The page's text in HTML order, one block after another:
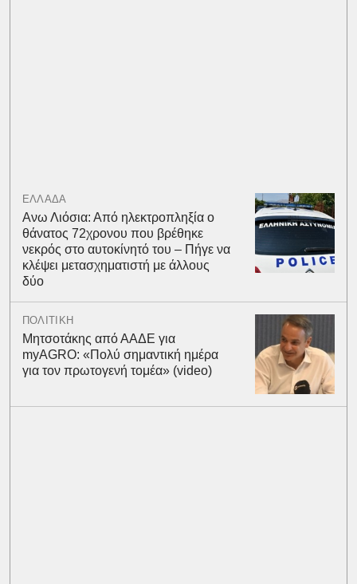
ΕΛΛΑΔΑ
Ανω Λιόσια: Από ηλεκτροπληξία ο
θάνατος 72χρονου που βρέθηκε
νεκρός στο αυτοκίνητό του – Πήγε να
κλέψει μετασχηματιστή με άλλους
δύο
ΠΟΛΙΤΙΚΗ
Μητσοτάκης από ΑΑΔΕ για
myAGRO: «Πολύ σημαντική ημέρα
για τον πρωτογενή τομέα» (video)